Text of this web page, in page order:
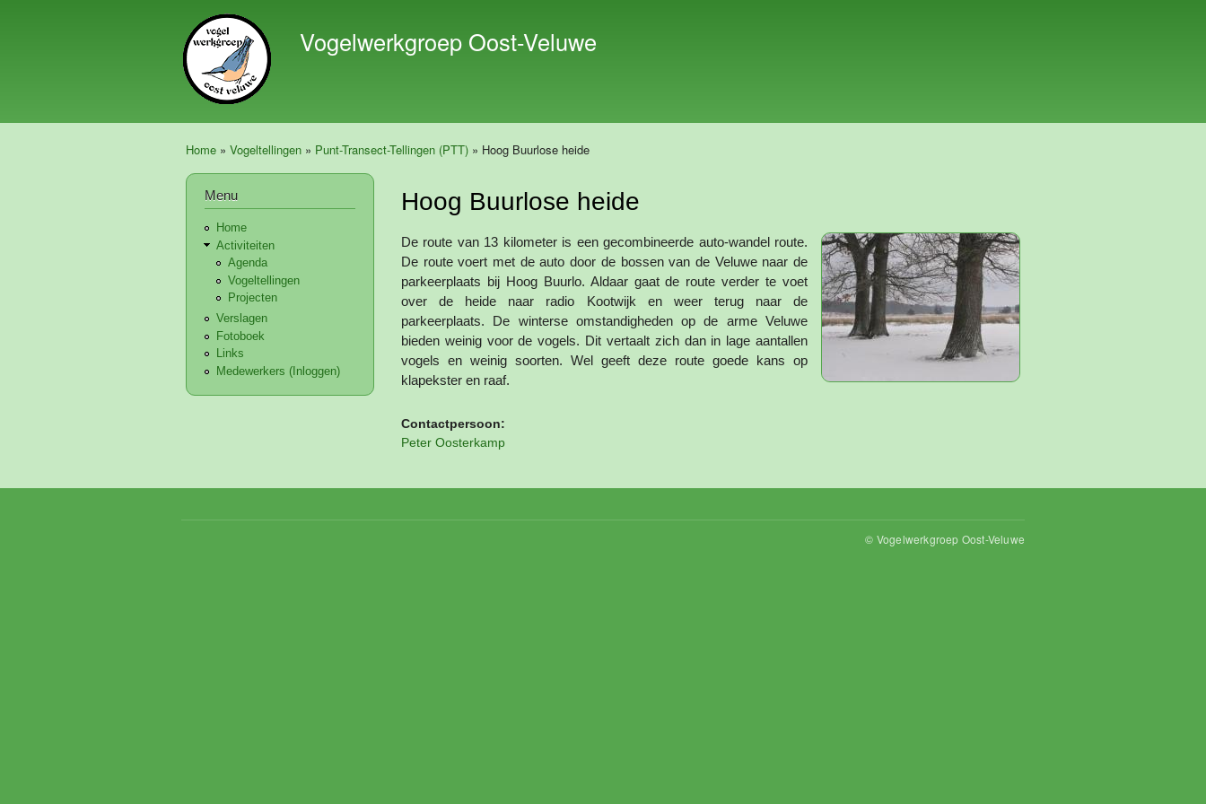
en naar
de inhoud
Vogelwerkgroep Oost-Veluwe
Home » Vogeltellingen » Punt-Transect-Tellingen (PTT) » Hoog Buurlose heide
Menu
Home
Activiteiten
Agenda
Vogeltellingen
Projecten
Verslagen
Fotoboek
Links
Medewerkers (Inloggen)
Hoog Buurlose heide
De route van 13 kilometer is een gecombineerde auto-wandel route.
De route voert met de auto door de bossen van de Veluwe naar de
parkeerplaats bij Hoog Buurlo. Aldaar gaat de route verder te voet
over de heide naar radio Kootwijk en weer terug naar de
parkeerplaats. De winterse omstandigheden op de arme Veluwe
bieden weinig voor de vogels. Dit vertaalt zich dan in lage aantallen
vogels en weinig soorten. Wel geeft deze route goede kans op
klapekster en raaf.
Contactpersoon:
Peter Oosterkamp
© Vogelwerkgroep Oost-Veluwe